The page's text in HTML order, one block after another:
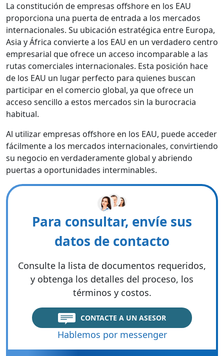
La constitución de empresas offshore en los EAU
proporciona una puerta de entrada a los mercados
internacionales. Su ubicación estratégica entre Europa,
Asia y África convierte a los EAU en un verdadero centro
empresarial que ofrece un acceso incomparable a las
rutas comerciales internacionales. Esta posición hace
de los EAU un lugar perfecto para quienes buscan
participar en el comercio global, ya que ofrece un
acceso sencillo a estos mercados sin la burocracia
habitual.
Al utilizar empresas offshore en los EAU, puede acceder
fácilmente a los mercados internacionales, convirtiendo
su negocio en verdaderamente global y abriendo
puertas a oportunidades interminables.
Para consultar, envíe sus
datos de contacto
Consulte la lista de documentos requeridos,
y obtenga los detalles del proceso, los
términos y costos.
CONTACTE A UN ASESOR
Hablemos por messenger